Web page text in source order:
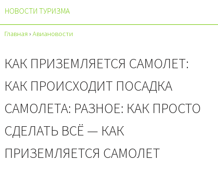
НОВОСТИ ТУРИЗМА
Главная › Авиановости
КАК ПРИЗЕМЛЯЕТСЯ САМОЛЕТ:
КАК ПРОИСХОДИТ ПОСАДКА
САМОЛЕТА: РАЗНОЕ: КАК ПРОСТО
СДЕЛАТЬ ВСЁ — КАК
ПРИЗЕМЛЯЕТСЯ САМОЛЕТ